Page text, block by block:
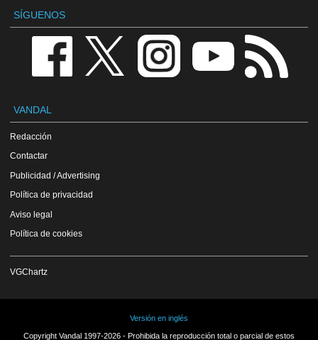
SÍGUENOS
VANDAL
Redacción
Contactar
Publicidad / Advertising
Política de privacidad
Aviso legal
Política de cookies
VGChartz
Versión en inglés
Copyright Vandal 1997-2026 - Prohibida la reproducción total o parcial de estos